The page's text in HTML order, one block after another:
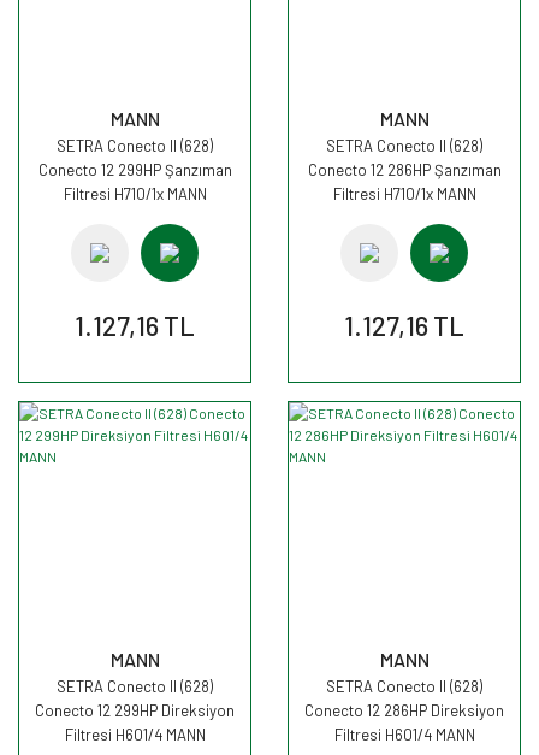
MANN
SETRA Conecto II (628)
Conecto 12 299HP Şanzıman
Filtresi H710/1x MANN
1.127,16 TL
MANN
SETRA Conecto II (628)
Conecto 12 286HP Şanzıman
Filtresi H710/1x MANN
1.127,16 TL
MANN
SETRA Conecto II (628)
Conecto 12 299HP Direksiyon
Filtresi H601/4 MANN
MANN
SETRA Conecto II (628)
Conecto 12 286HP Direksiyon
Filtresi H601/4 MANN